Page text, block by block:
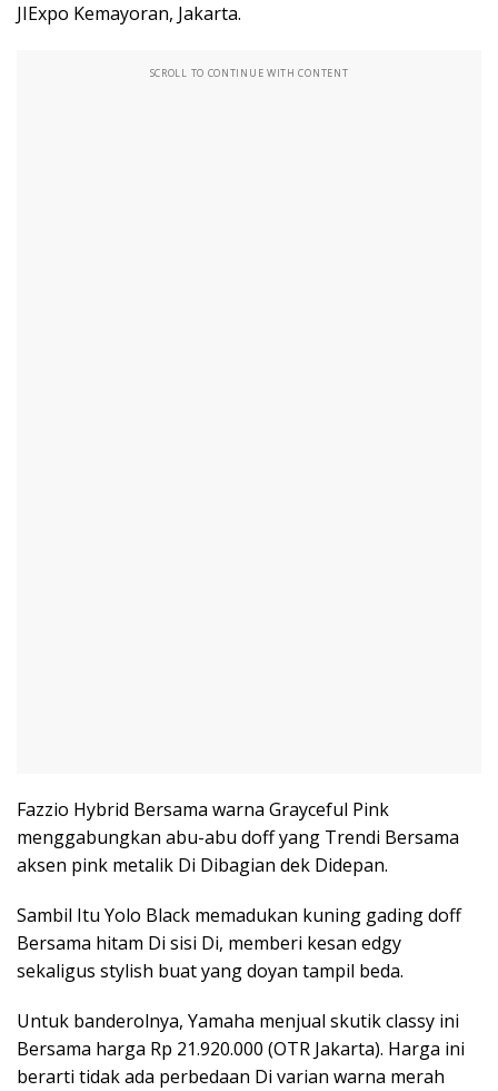
JIExpo Kemayoran, Jakarta.
SCROLL TO CONTINUE WITH CONTENT
Fazzio Hybrid Bersama warna Grayceful Pink
menggabungkan abu-abu doff yang Trendi Bersama
aksen pink metalik Di Dibagian dek Didepan.
Sambil Itu Yolo Black memadukan kuning gading doff
Bersama hitam Di sisi Di, memberi kesan edgy
sekaligus stylish buat yang doyan tampil beda.
Untuk banderolnya, Yamaha menjual skutik classy ini
Bersama harga Rp 21.920.000 (OTR Jakarta). Harga ini
berarti tidak ada perbedaan Di varian warna merah